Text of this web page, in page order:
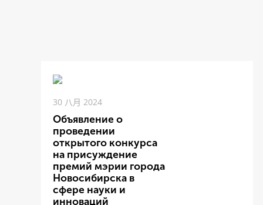
30 八月 2024
Объявление о
проведении
открытого конкурса
на присуждение
премий мэрии города
Новосибирска в
сфере науки и
инноваций